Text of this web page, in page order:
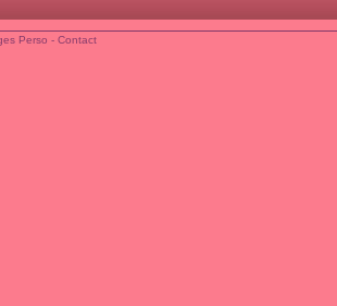
Perso - Contact